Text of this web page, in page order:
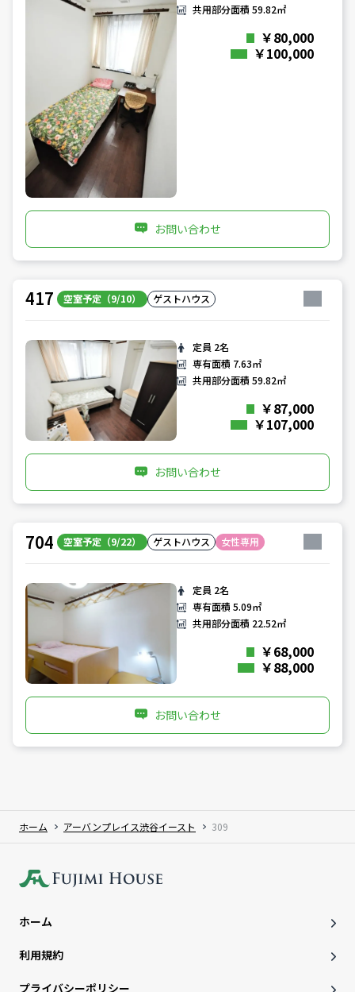
共用部分面積59.82㎡
￥80,000
￥100,000
お問い合わせ
417 空室予定（9/10） ゲストハウス
定員 2名
専有面積 7.63㎡
共用部分面積59.82㎡
￥87,000
￥107,000
お問い合わせ
704 空室予定（9/22） ゲストハウス 女性専用
定員 2名
専有面積5.09㎡
共用部分面積 22.52㎡
￥68,000
￥88,000
お問い合わせ
ホーム アーバンプレイス渋谷イースト 309
ホーム
利用規約
プライバシーポリシー